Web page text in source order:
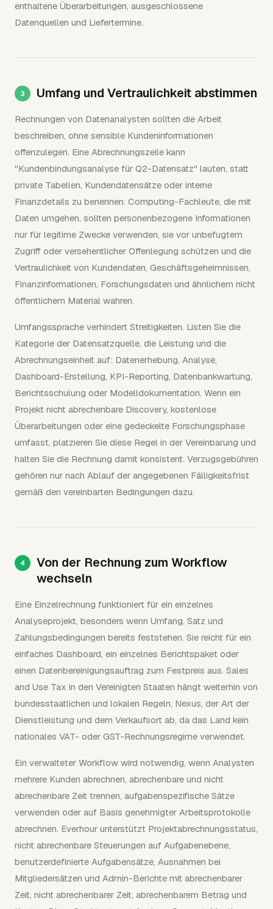
enthaltene Überarbeitungen, ausgeschlossene
Datenquellen und Liefertermine.
Umfang und Vertraulichkeit abstimmen
Rechnungen von Datenanalysten sollten die Arbeit
beschreiben, ohne sensible Kundeninformationen
offenzulegen. Eine Abrechnungszeile kann
"Kundenbindungsanalyse für Q2-Datensatz" lauten, statt
private Tabellen, Kundendatensätze oder interne
Finanzdetails zu benennen. Computing-Fachleute, die mit
Daten umgehen, sollten personenbezogene Informationen
nur für legitime Zwecke verwenden, sie vor unbefugtem
Zugriff oder versehentlicher Offenlegung schützen und die
Vertraulichkeit von Kundendaten, Geschäftsgeheimnissen,
Finanzinformationen, Forschungsdaten und ähnlichem nicht
öffentlichem Material wahren.
Umfangssprache verhindert Streitigkeiten. Listen Sie die
Kategorie der Datensatzquelle, die Leistung und die
Abrechnungseinheit auf: Datenerhebung, Analyse,
Dashboard-Erstellung, KPI-Reporting, Datenbankwartung,
Berichtsschulung oder Modelldokumentation. Wenn ein
Projekt nicht abrechenbare Discovery, kostenlose
Überarbeitungen oder eine gedeckelte Forschungsphase
umfasst, platzieren Sie diese Regel in der Vereinbarung und
halten Sie die Rechnung damit konsistent. Verzugsgebühren
gehören nur nach Ablauf der angegebenen Fälligkeitsfrist
gemäß den vereinbarten Bedingungen dazu.
Von der Rechnung zum Workflow
wechseln
Eine Einzelrechnung funktioniert für ein einzelnes
Analyseprojekt, besonders wenn Umfang, Satz und
Zahlungsbedingungen bereits feststehen. Sie reicht für ein
einfaches Dashboard, ein einzelnes Berichtspaket oder
einen Datenbereinigungsauftrag zum Festpreis aus. Sales
and Use Tax in den Vereinigten Staaten hängt weiterhin von
bundesstaatlichen und lokalen Regeln, Nexus, der Art der
Dienstleistung und dem Verkaufsort ab, da das Land kein
nationales VAT- oder GST-Rechnungsregime verwendet.
Ein verwalteter Workflow wird notwendig, wenn Analysten
mehrere Kunden abrechnen, abrechenbare und nicht
abrechenbare Zeit trennen, aufgabenspezifische Sätze
verwenden oder auf Basis genehmigter Arbeitsprotokolle
abrechnen. Everhour unterstützt Projektabrechnungsstatus,
nicht abrechenbare Steuerungen auf Aufgabenebene,
benutzerdefinierte Aufgabensätze, Ausnahmen bei
Mitgliedersätzen und Admin-Berichte mit abrechenbarer
Zeit, nicht abrechenbarer Zeit, abrechenbarem Betrag und